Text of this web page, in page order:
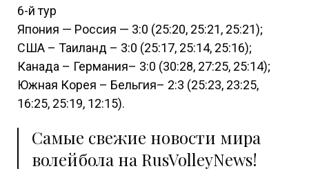
6-й тур
Япония — Россия — 3:0 (25:20, 25:21, 25:21);
США – Таиланд – 3:0 (25:17, 25:14, 25:16);
Канада – Германия– 3:0 (30:28, 27:25, 25:14);
Южная Корея – Бельгия– 2:3 (25:23, 23:25,
16:25, 25:19, 12:15).
Самые свежие новости мира
волейбола на RusVolleyNews!